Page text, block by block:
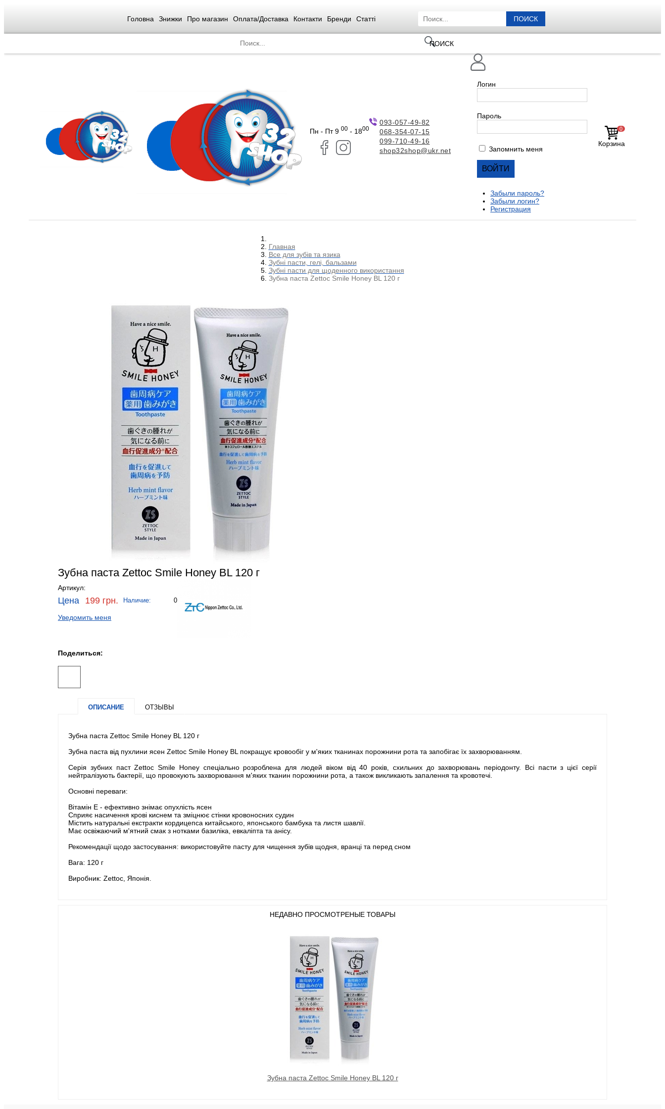
Головна Знижки Про магазин Оплата/Доставка Контакти Бренди Статті ПОИСК
ПОИСК
Пн - Пт 9 00 - 1800
093-057-49-82
068-354-07-15
099-710-49-16
shop32shop@ukr.net
0
Корзина
Логин
Пароль
Запомнить меня
Забыли пароль?
Забыли логин?
Регистрация
Главная
Все для зубів та язика
Зубні пасти, гелі, бальзами
Зубні пасти для щоденного використання
Зубна паста Zettoc Smile Honey BL 120 г
Зубна паста Zettoc Smile Honey BL 120 г
Артикул:
Цена 199 грн. Наличие: 0
Уведомить меня
Поделиться:
ОПИСАНИЕ ОТЗЫВЫ
Зубна паста Zettoc Smile Honey BL 120 г
Зубна паста від пухлини ясен Zettoc Smile Honey BL покращує кровообіг у м'яких тканинах порожнини рота та запобігає їх захворюванням.
Серія зубних паст Zettoc Smile Honey спеціально розроблена для людей віком від 40 років, схильних до захворювань періодонту. Всі пасти з цієї серії
нейтралізують бактерії, що провокують захворювання м'яких тканин порожнини рота, а також викликають запалення та кровотечі.
Основні переваги:
Вітамін Е - ефективно знімає опухлість ясен
Сприяє насичення крові киснем та зміцнює стінки кровоносних судин
Містить натуральні екстракти кордицепса китайського, японського бамбука та листя шавлії.
Має освіжаючий м'ятний смак з нотками базиліка, евкаліпта та анісу.
Рекомендації щодо застосування: використовуйте пасту для чищення зубів щодня, вранці та перед сном
Вага: 120 г
Виробник: Zettoc, Японія.
НЕДАВНО ПРОСМОТРЕНЫЕ ТОВАРЫ
Зубна паста Zettoc Smile Honey BL 120 г